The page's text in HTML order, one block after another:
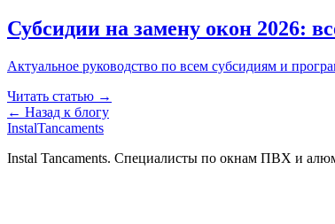
Субсидии на замену окон 2026:
Актуальное руководство по всем субсидиям и
Читать статью →
← Назад к блогу
InstalTancaments
Instal Tancaments. Специалисты по окнам ПВХ и